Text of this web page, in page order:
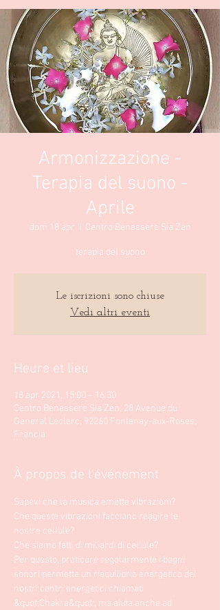
Armonizzazione -
Terapia del suono -
Aprile
dom 18 apr Centro Benessere Sia Zen
terapia del suono
Le iscrizioni sono chiuse
Vedi altri eventi
Heure et lieu
18 apr 2021, 15:00 – 16:30
Centro Benessere Sia Zen, 28 Avenue du
General Leclerc, 92260 Fontenay-aux-Roses,
Francia
À propos de l'événement
Sapevi che la musica emette vibrazioni?
Che queste vibrazioni facciano reagire le
nostre cellule?
Che siamo fatti di miliardi di cellule?
Per questo, praticare regolarmente i bagni
sonori permette un riequilibrio energetico dei
nostri centri energetici chiamati
&quot;Chakra&quot;, ma aiuta anche ad